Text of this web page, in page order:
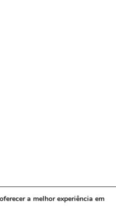
a melhor experiência em